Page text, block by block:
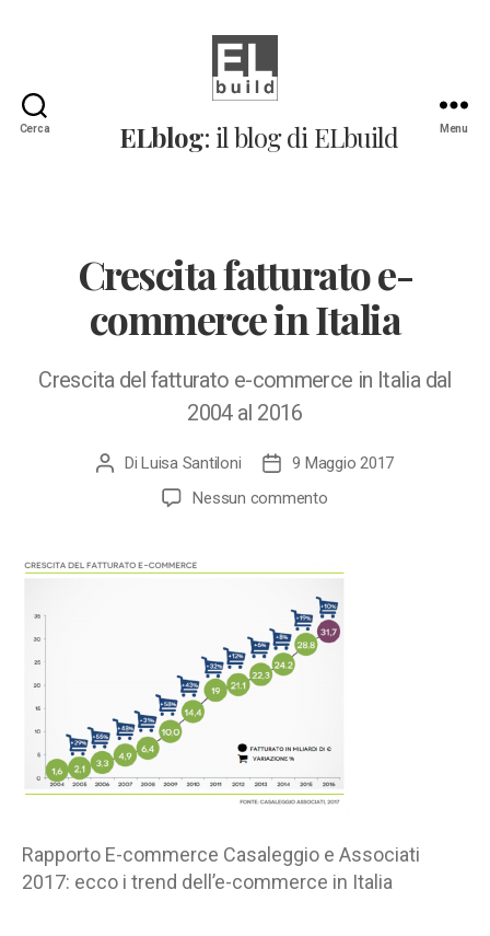
Cerca
Il
blog
ELblog: il blog di ELbuild Menu
Crescita fatturato e-
commerce in Italia
Crescita del fatturato e-commerce in Italia dal
2004 al 2016
Autore
DiLuisa Santiloni
Data
dell'articolo
9 Maggio 2017
Nessun commentosu
e-
in
Italia
Rapporto E-commerce Casaleggio e Associati
2017: ecco i trend dell’e-commerce in Italia